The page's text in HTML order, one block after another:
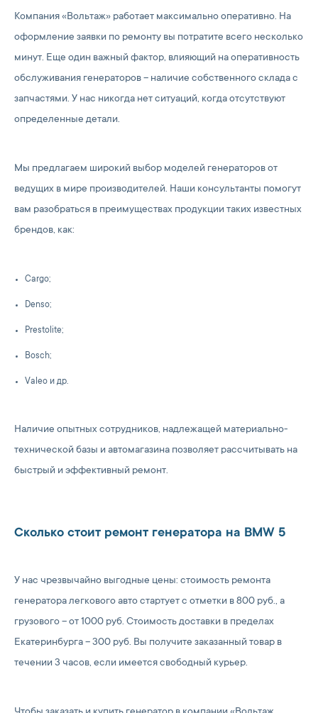
Компания «Вольтаж» работает максимально оперативно. На
оформление заявки по ремонту вы потратите всего несколько
минут. Еще один важный фактор, влияющий на оперативность
обслуживания генераторов – наличие собственного склада с
запчастями. У нас никогда нет ситуаций, когда отсутствуют
определенные детали.
Мы предлагаем широкий выбор моделей генераторов от
ведущих в мире производителей. Наши консультанты помогут
вам разобраться в преимуществах продукции таких известных
брендов, как:
Cargo;
Denso;
Prestolite;
Bosch;
Valeo и др.
Наличие опытных сотрудников, надлежащей материально-
технической базы и автомагазина позволяет рассчитывать на
быстрый и эффективный ремонт.
Сколько стоит ремонт генератора на BMW 5
У нас чрезвычайно выгодные цены: стоимость ремонта
генератора легкового авто стартует с отметки в 800 руб., а
грузового – от 1000 руб. Стоимость доставки в пределах
Екатеринбурга – 300 руб. Вы получите заказанный товар в
течении 3 часов, если имеется свободный курьер.